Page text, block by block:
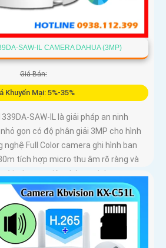
SAW-IL CAMERA DAHUA (3MP)
Giá Bán:
Khuyến Mại: 5%-35%
SAW-IL là giải pháp an ninh
gọn có độ phân giải 3MP cho hình
nghệ Full Color camera ghi hình ban
tích hợp micro thu âm rõ ràng và
phương tiện thông minh